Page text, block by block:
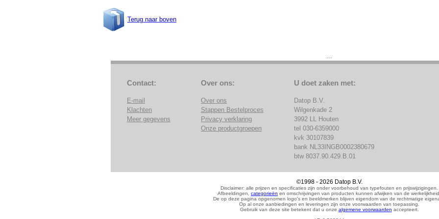
Terug naar boven
Contact:
E-mail
Klachten
Meer gegevens
Over ons:
Over ons
Stappen Bestelproces
Privacy verklaring
Onze productgroepen
U doet zaken met:
Datop B.V.
Wilgenkade 2
3992 LL Houten
tel 030-6359000
kvk 30107839
bank NL33INGB0002380679
btw 8037.90.429.B.01
©1998 - 2026 Datop B.V.
Disclaimer: alle prijzen en specificaties zijn onder voorbehoud van typefouten en prijswijzigingen.
Afbeeldingen, categorieën en omschrijvingen van producten kunnen afwijken van de werkelijkheid.
De op deze pagina opgenomen logo's en beeldmerken blijven eigendom van de rechtmatige
Op al onze aanbiedingen en leveringen zijn onze voorwaarden van toepassing.
Gebruik van deze site betekent dat u onze algemene voorwaarden accepteert.